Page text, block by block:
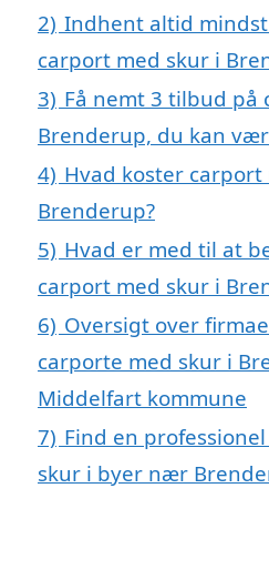
2) Indhent altid
carport med skur i
3) Få nemt 3 tilbud på
Brenderup, du kan
4) Hvad koster carport
Brenderup?
5) Hvad er med til at
carport med skur i
6) Oversigt over
carporte med skur i
Middelfart kommune
7) Find en
skur i byer nær